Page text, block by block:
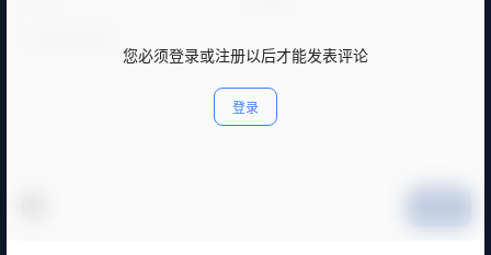
您必须登录或注册以后才能发表评论
登录